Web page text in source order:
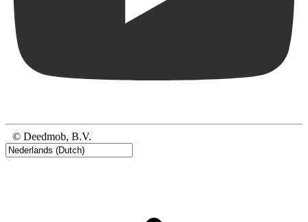
© Deedmob, B.V.